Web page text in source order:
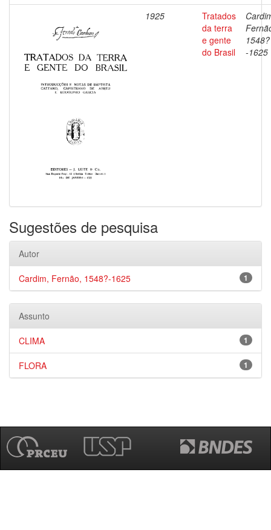
1925
Tratados
da terra
e gente
do Brasil
1548?
-1625
Sugestões de pesquisa
Autor
1
Cardim, Fernão, 1548?-1625
Assunto
1
CLIMA
1
FLORA